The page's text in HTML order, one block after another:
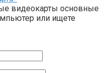
видеокарты основные
или ищете